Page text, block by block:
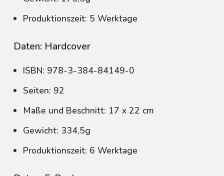
Produktionszeit: 5 Werktage
Daten: Hardcover
ISBN: 978-3-384-84149-0
Seiten: 92
Maße und Beschnitt: 17 x 22 cm
Gewicht: 334,5g
Produktionszeit: 6 Werktage